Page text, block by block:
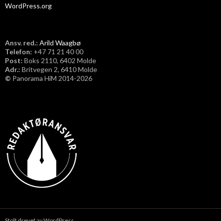
WordPress.org
Ansv. red.: Arild Waagbø
Telefon: ​+47 71 21 40 00
Post: Boks 2110, 6402 Molde
Adr.: Britvegen 2, 6410 Molde
© Panorama HiM 2014-2026